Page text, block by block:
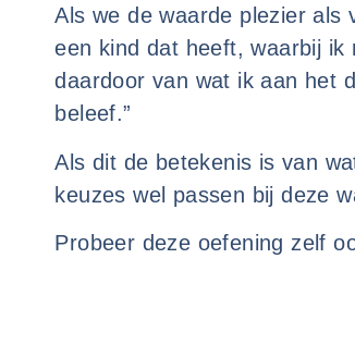
Als we de waarde plezier als
een kind dat heeft, waarbij
daardoor van wat ik aan het
beleef.”
Als dit de betekenis is van
keuzes wel passen bij deze
Probeer deze oefening zelf